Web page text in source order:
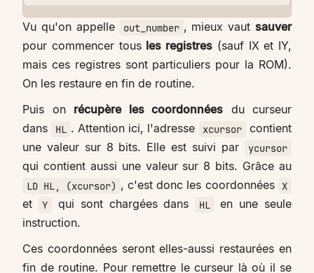
Vu qu'on appelle out_number , mieux vaut sauver
pour commencer tous les registres (sauf IX et IY,
mais ces registres sont particuliers pour la ROM).
On les restaure en fin de routine.
Puis on récupère les coordonnées du curseur
dans
HL . Attention ici, l'adresse xcursor
contient
une valeur sur 8 bits. Elle est suivi par
ycursor
qui contient aussi une valeur sur 8 bits. Grâce au
LD HL, (xcursor) , c'est donc les coordonnées X
et Y qui sont chargées dans HL
en une seule
instruction.
Ces coordonnées seront elles-aussi restaurées en
fin de routine. Pour remettre le curseur là où il se